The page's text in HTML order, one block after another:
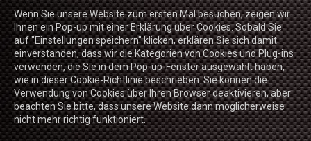
Wenn Sie unsere Website zum ersten Mal besuchen, zeigen wir
Ihnen ein Pop-up mit einer Erklärung über Cookies. Sobald Sie
auf "Einstellungen speichern" klicken, erklären Sie sich damit
einverstanden, dass wir die Kategorien von Cookies und Plug-ins
verwenden, die Sie in dem Pop-up-Fenster ausgewählt haben,
wie in dieser Cookie-Richtlinie beschrieben. Sie können die
Verwendung von Cookies über Ihren Browser deaktivieren, aber
beachten Sie bitte, dass unsere Website dann möglicherweise
nicht mehr richtig funktioniert.